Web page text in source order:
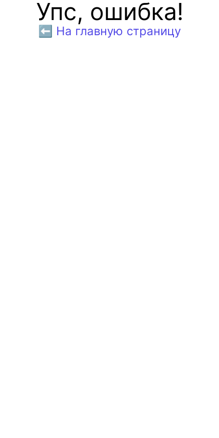
Упс, ошибка!
⬅️ На главную страницу